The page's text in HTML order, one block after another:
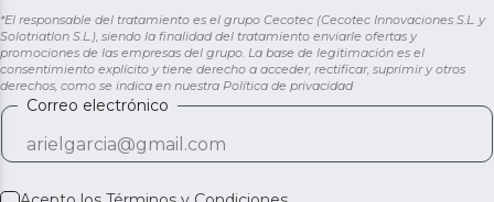
*El responsable del tratamiento es el grupo Cecotec (Cecotec Innovaciones S.L. y
Solotriatlon S.L.), siendo la finalidad del tratamiento enviarle ofertas y
promociones de las empresas del grupo. La base de legitimación es el
consentimiento explícito y tiene derecho a acceder, rectificar, suprimir y otros
derechos, como se indica en nuestra Política de privacidad
Correo electrónico